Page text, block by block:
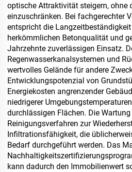
optische Attraktivität steigern, ohne
einzuschränken. Bei fachgerechter
entspricht die
herkömmlichen Betonqualität und
Jahrzehnte zuverlässigen Einsatz.
Regenwasserkanalsystemen und
wertvolles Gelände für andere
Entwicklungspotenzial von
Energiekosten angrenzender
niedrigerer
durchlässigen Flächen. Die
Reinigungsverfahren zur
Infiltrationsfähigkeit, die
Bedarf durchgeführt werden. Das
kann dadurch den Immobilienwert